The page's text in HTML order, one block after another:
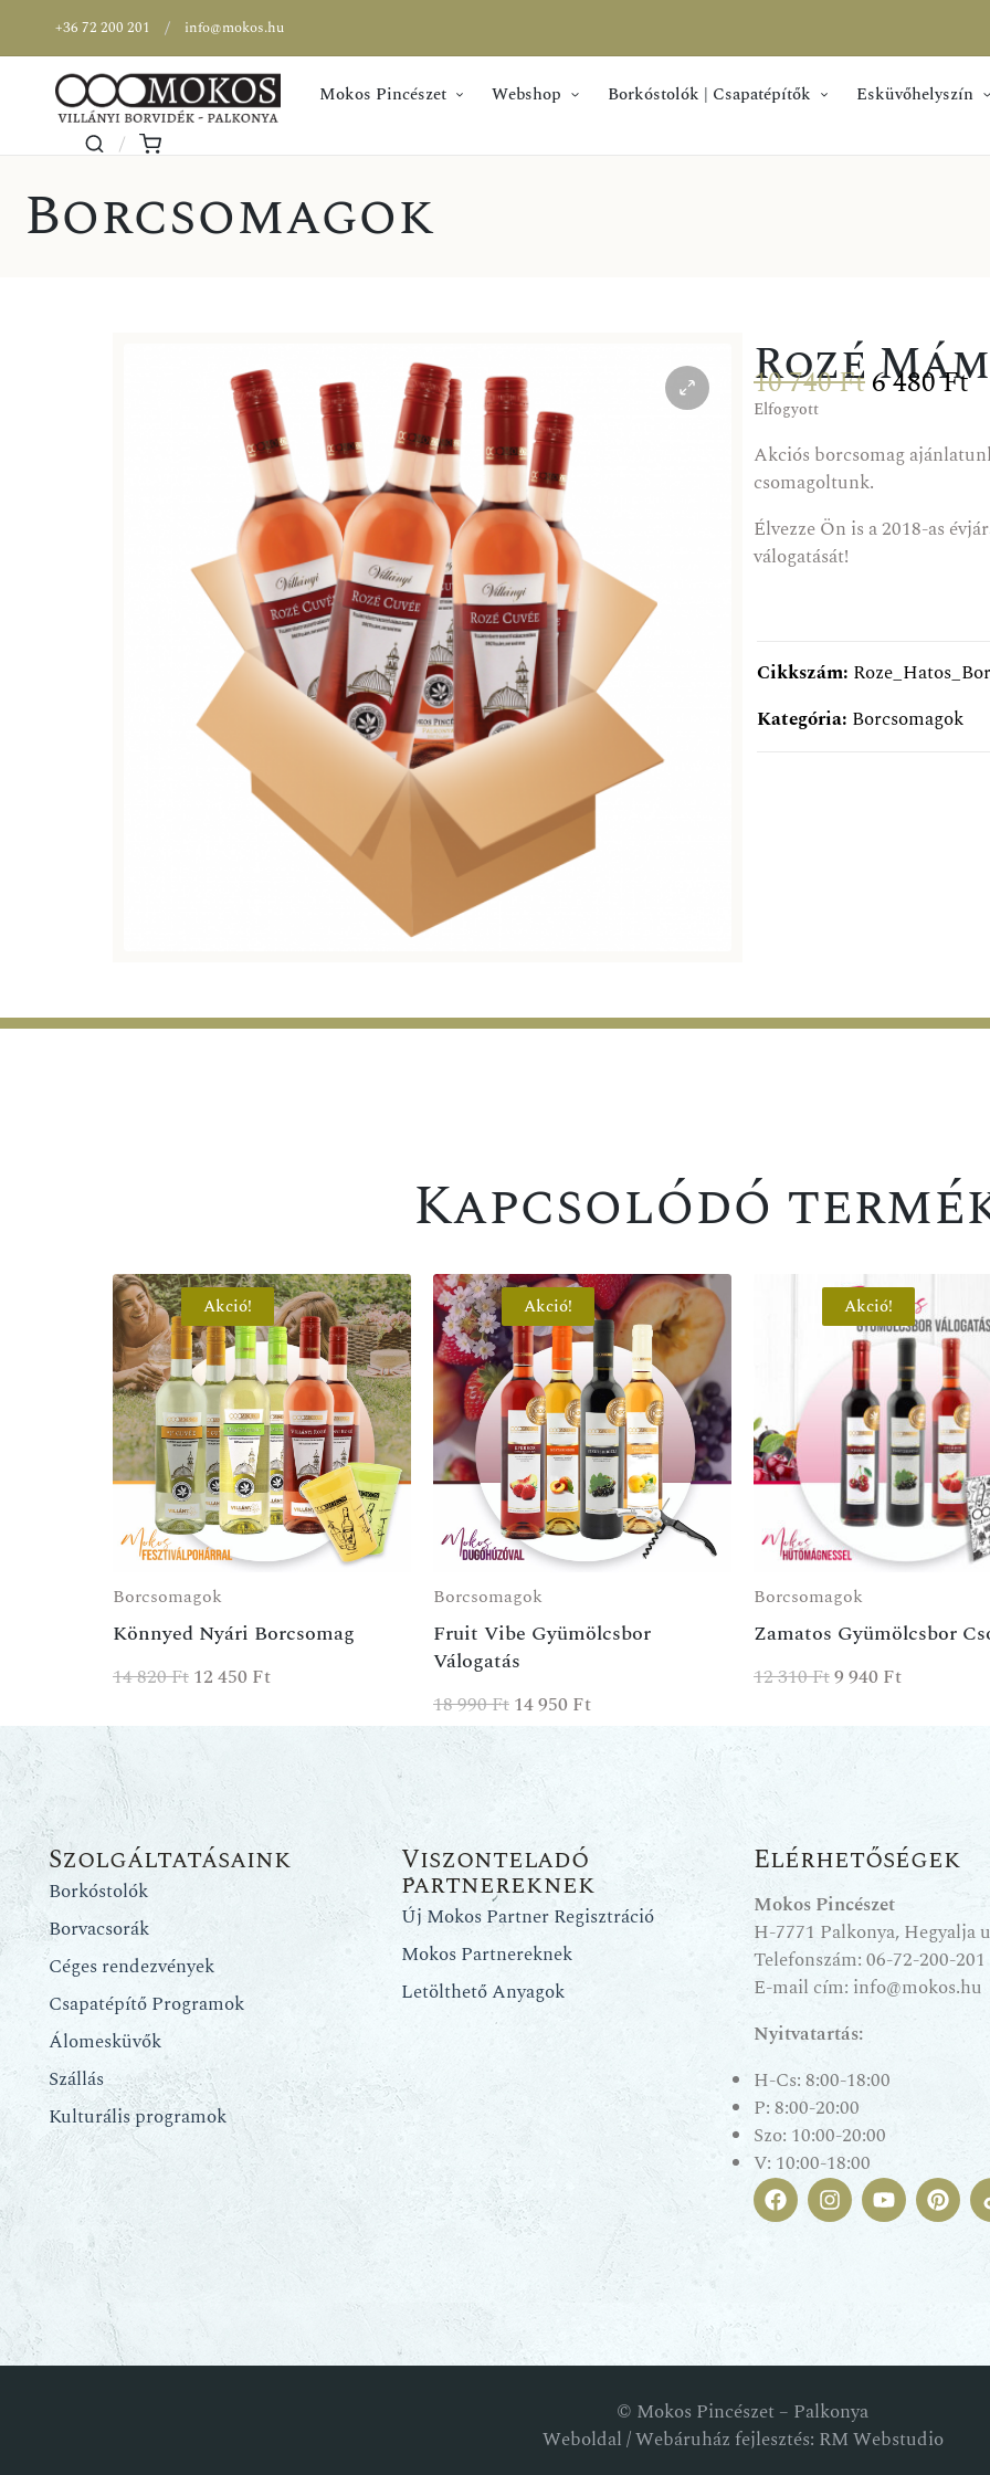
+36 72 200 201 info@mokos.hu
Mokos Pincészet Webshop Borkóstolók | Csapatépítők Esküvőhelyszín
Borcsomagok
Rozé
10 740Ft6 480Ft
Elfogyott
Akciós borcsomag
csomagoltunk.
Élvezze Ön is a 2018-as
válogatását!
Cikkszám:
Kategória: Borcsomagok
Kapcsolódó
Akció!
Borcsomagok
Könnyed Nyári Borcsomag
14 820Ft12 450 Ft
Akció!
Borcsomagok
Fruit Vibe Gyümölcsbor
Válogatás
18 990Ft14 950 Ft
Akció!
Borcsomagok
Zamatos Gyümölcsbor
12 310Ft9 940 Ft
Szolgáltatásaink
Borkóstolók
Borvacsorák
Céges rendezvények
Csapatépítő Programok
Álomesküvők
Szállás
Kulturális programok
Viszonteladó
partnereknek
Új Mokos Partner Regisztráció
Mokos Partnereknek
Letölthető Anyagok
Elérhetőségek
Mokos Pincészet
H-7771 Palkonya, Hegyalja
Telefonszám:06-72-200-201
E-mail cím: info@mokos.hu
Nyitvatartás:
H-Cs: 8:00-18:00
P: 8:00-20:00
Szo: 10:00-20:00
V: 10:00-18:00
© Mokos Pincészet – Palkonya
Weboldal / Webáruház fejlesztés: RM Webstudio